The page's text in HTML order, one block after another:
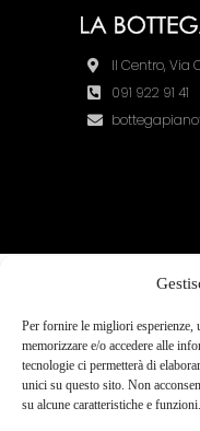
Per fornire le migliori esperienze,
memorizzare e/o accedere alle
tecnologie ci permetterà di
unici su questo sito. Non
su alcune caratteristiche e funzioni.
Il Centro, Via
091 922 91 41